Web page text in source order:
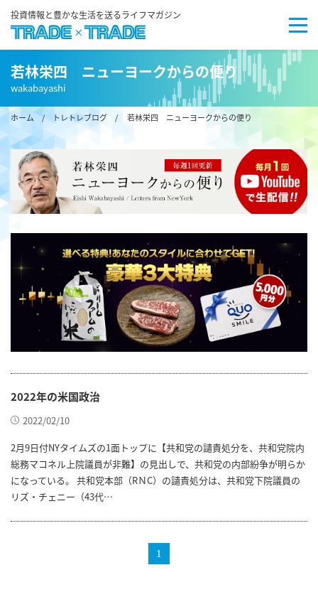
投資情報と豊かな生活を送るライフマガジン
若林栄四 ニューヨークからの便り
wakabayashi
ホーム/ トレトレブログ / 若林栄四 ニューヨークからの便り
2022年の米国政治
2022/02/10
2月9日付NYタイムズの1面トップに【共和党の譴責処分を、共和党院内
総務マコネル上院議員が非難】の見出しで、共和党の内部紛争が明らか
になっている。 共和党本部（RＮC）の譴責処分は、共和党下院議員の
リズ・チェニー（43代…
1